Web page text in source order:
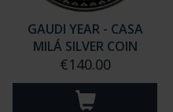
GAUDI YEAR - CASA
MILÁ SILVER COIN
€140.00